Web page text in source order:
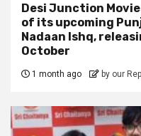
Desi Junction
of its upcoming
Nadaan Ishq,
October
1 month ago by our